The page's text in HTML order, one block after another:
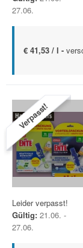
27.06.
€ 41,53 / l -
Verpasst!
Leider verpasst!
Gültig: 21.06. -
27.06.